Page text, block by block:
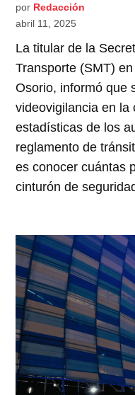
por Redacción
abril 11, 2025
La titular de la
Transporte (SMT)
Osorio, informó que
videovigilancia en la
estadísticas de los
reglamento de
es conocer cuántas
cinturón de